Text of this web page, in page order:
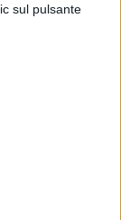
sul pulsante
la laurea in
l'Università